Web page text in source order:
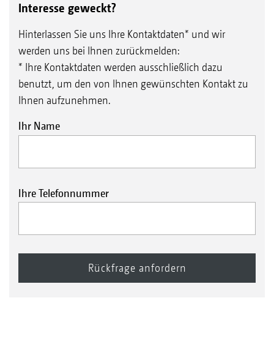
Interesse geweckt?
Hinterlassen Sie uns Ihre Kontaktdaten* und wir
werden uns bei Ihnen zurückmelden:
* Ihre Kontaktdaten werden ausschließlich dazu
benutzt, um den von Ihnen gewünschten Kontakt zu
Ihnen aufzunehmen.
Ihr Name
Ihre Telefonnummer